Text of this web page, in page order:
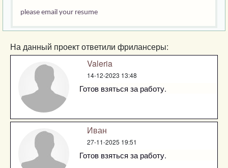
please email your resume
На данный проект ответили фрилансеры:
Valeria
14-12-2023 13:48
Готов взяться за работу.
Иван
27-11-2025 19:51
Готов взяться за работу.